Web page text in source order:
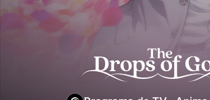
The